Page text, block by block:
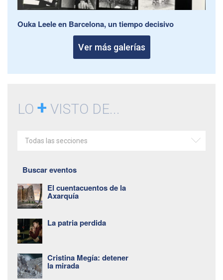
Ouka Leele en Barcelona, un tiempo decisivo
Ver más galerías
LO + VISTO DE...
Todas las secciones
Buscar eventos
El cuentacuentos de la
Axarquía
La patria perdida
Cristina Megía: detener
la mirada